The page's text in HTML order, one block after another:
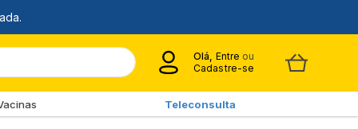
Olá, Entre ou
Cadastre-se
Teleconsulta